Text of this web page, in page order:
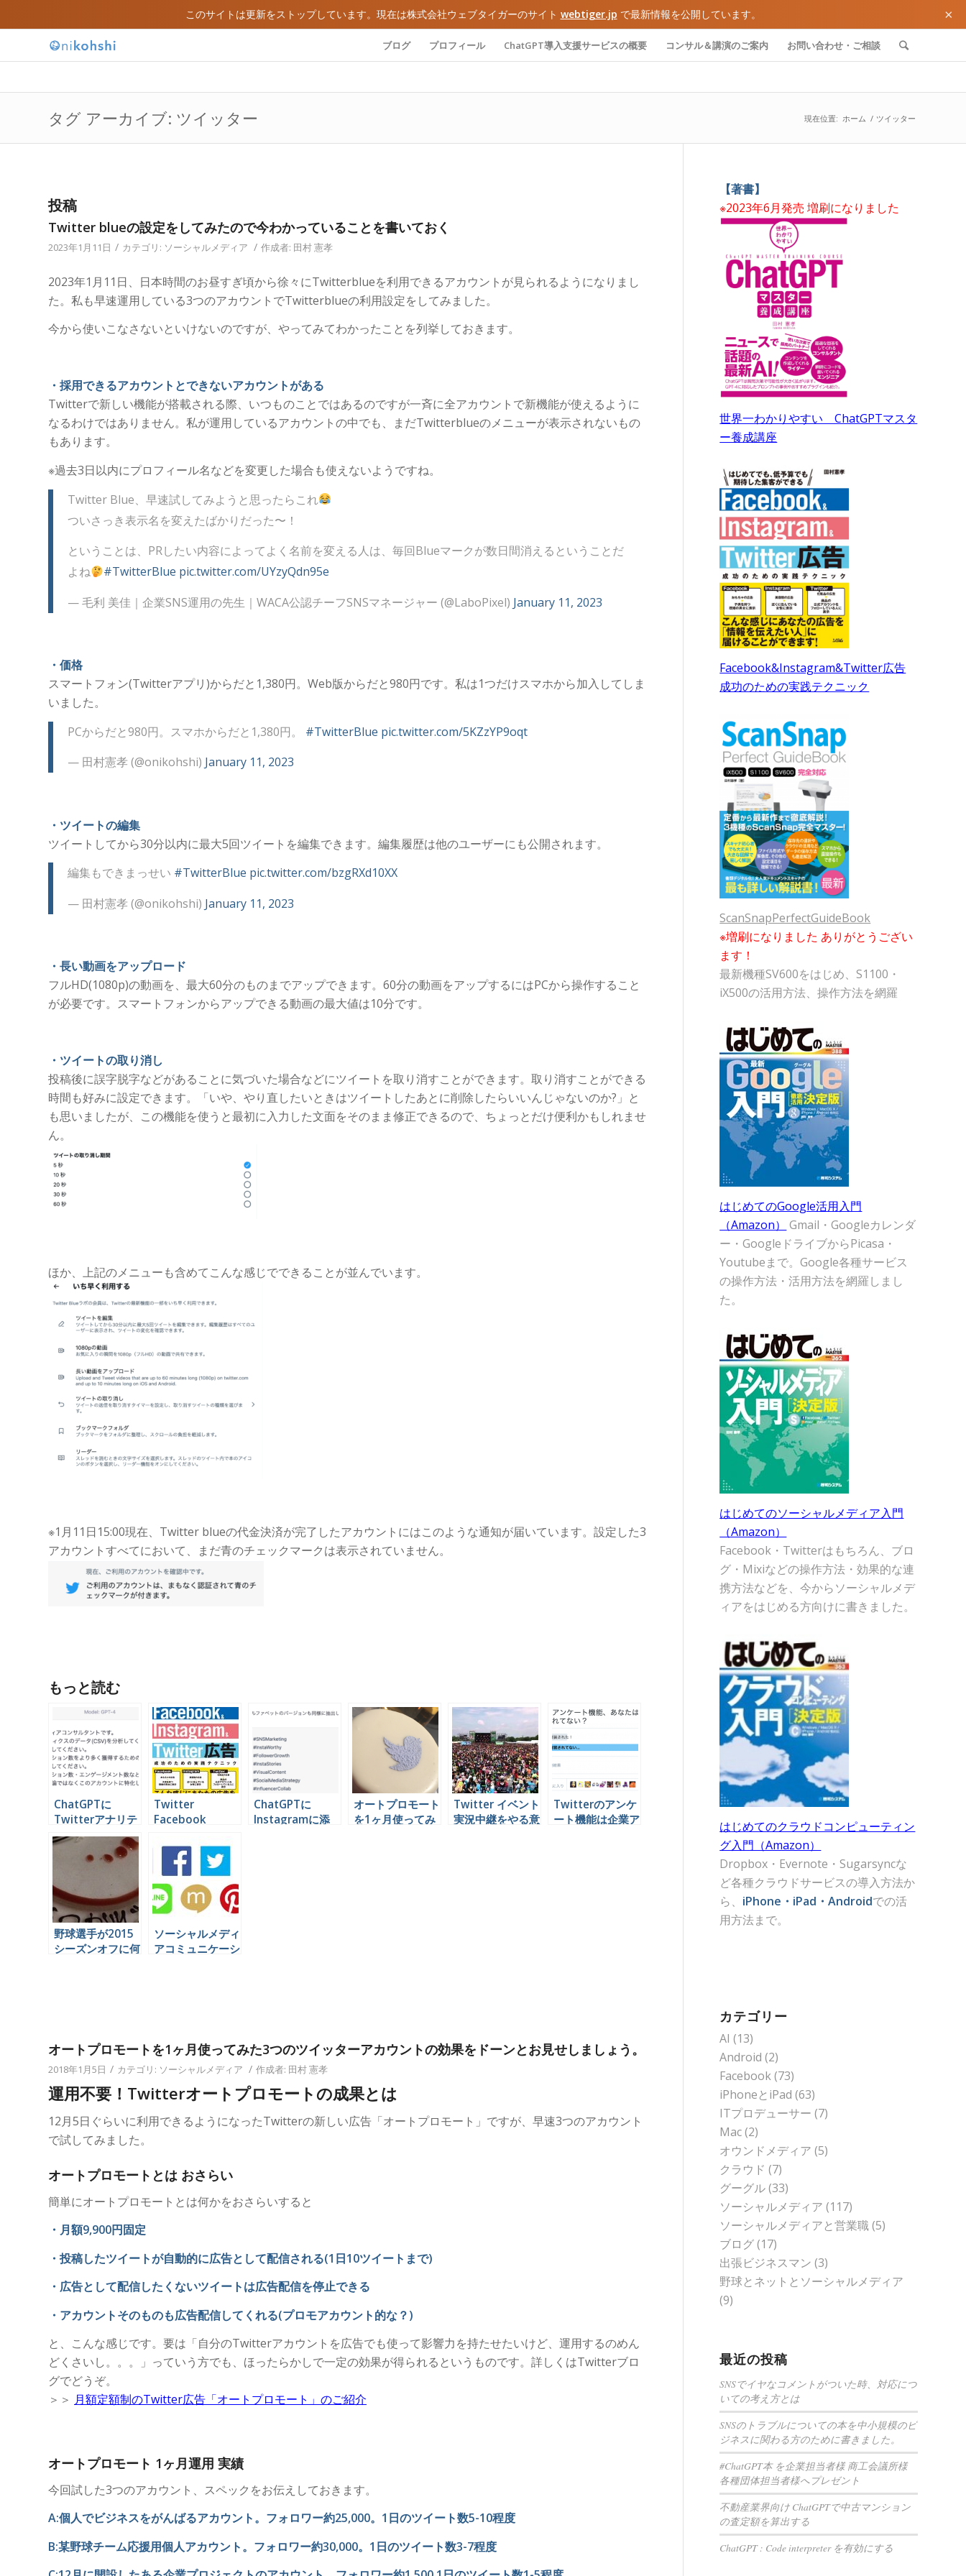
このサイトは更新をストップしています。現在は株式会社ウェブタイガーのサイト webtiger.jp で最新情報を公開しています。 ×
ブログ プロフィール ChatGPT導入支援サービスの概要 コンサル＆講演のご案内 お問い合わせ・ご相談
タグ アーカイブ: ツイッター 現在位置: ホーム / ツイッター
投稿
Twitter blueの設定をしてみたので今わかっていることを書いておく
2023年1月11日 / カテゴリ: ソーシャルメディア / 作成者: 田村 憲孝
2023年1月11日、日本時間のお昼すぎ頃から徐々にTwitterblueを利用できるアカウントが見られるようになりまし
た。私も早速運用している3つのアカウントでTwitterblueの利用設定をしてみました。
今から使いこなさないといけないのですが、やってみてわかったことを列挙しておきます。
・採用できるアカウントとできないアカウントがある
Twitterで新しい機能が搭載される際、いつものことではあるのですが一斉に全アカウントで新機能が使えるように
なるわけではありません。私が運用しているアカウントの中でも、まだTwitterblueのメニューが表示されないもの
もあります。
※過去3日以内にプロフィール名などを変更した場合も使えないようですね。
Twitter Blue、早速試してみようと思ったらこれ
ついさっき表示名を変えたばかりだった〜！
ということは、PRしたい内容によってよく名前を変える人は、毎回Blueマークが数日間消えるということだ
よね
#TwitterBlue pic.twitter.com/UYzyQdn95e
— 毛利 美佳｜企業SNS運用の先生｜WACA公認チーフSNSマネージャー (@LaboPixel) January 11, 2023
・価格
スマートフォン(Twitterアプリ)からだと1,380円。Web版からだと980円です。私は1つだけスマホから加入してしま
いました。
PCからだと980円。スマホからだと1,380円。 #TwitterBlue pic.twitter.com/5KZzYP9oqt
— 田村憲孝 (@onikohshi) January 11, 2023
・ツイートの編集
ツイートしてから30分以内に最大5回ツイートを編集できます。編集履歴は他のユーザーにも公開されます。
編集もできまっせい #TwitterBlue pic.twitter.com/bzgRXd10XX
— 田村憲孝 (@onikohshi) January 11, 2023
・長い動画をアップロード
フルHD(1080p)の動画を、最大60分のものまでアップできます。60分の動画をアップするにはPCから操作すること
が必要です。スマートフォンからアップできる動画の最大値は10分です。
・ツイートの取り消し
投稿後に誤字脱字などがあることに気づいた場合などにツイートを取り消すことができます。取り消すことができる
時間も好みに設定できます。「いや、やり直したいときはツイートしたあとに削除したらいいんじゃないのか?」と
も思いましたが、この機能を使うと最初に入力した文面をそのまま修正できるので、ちょっとだけ便利かもしれませ
ん。
ほか、上記のメニューも含めてこんな感じでできることが並んでいます。
※1月11日15:00現在、Twitter blueの代金決済が完了したアカウントにはこのような通知が届いています。設定した3
アカウントすべてにおいて、まだ青のチェックマークは表示されていません。
もっと読む
ChatGPTに
Twitterアナリテ
ィクスのデータを
読み込ませて分析
Twitter
Facebook
の本を出しました
#ソーシャル広告
の本
ChatGPTに
Instagramに添
オートプロモート
を1ヶ月使ってみ
Twitter イベント
実況中継をやる意
Twitterのアンケ
ート機能は企業ア
野球選手が2015
シーズンオフに何
ソーシャルメディ
アコミュニケーシ
オートプロモートを1ヶ月使ってみた3つのツイッターアカウントの効果をドーンとお見せしましょう。
2018年1月5日 / カテゴリ: ソーシャルメディア / 作成者: 田村 憲孝
運用不要！Twitterオートプロモートの成果とは
12月5日ぐらいに利用できるようになったTwitterの新しい広告「オートプロモート」ですが、早速3つのアカウント
で試してみました。
オートプロモートとは おさらい
簡単にオートプロモートとは何かをおさらいすると
・月額9,900円固定
・投稿したツイートが自動的に広告として配信される(1日10ツイートまで)
・広告として配信したくないツイートは広告配信を停止できる
・アカウントそのものも広告配信してくれる(プロモアカウント的な？)
と、こんな感じです。要は「自分のTwitterアカウントを広告でも使って影響力を持たせたいけど、運用するのめん
どくさいし。。。」っていう方でも、ほったらかしで一定の効果が得られるというものです。詳しくはTwitterブロ
グでどうぞ。
＞＞ 月額定額制のTwitter広告「オートプロモート」のご紹介
オートプロモート 1ヶ月運用 実績
今回試した3つのアカウント、スペックをお伝えしておきます。
A:個人でビジネスをがんばるアカウント。フォロワー約25,000。1日のツイート数5-10程度
B:某野球チーム応援用個人アカウント。フォロワー約30,000。1日のツイート数3-7程度
【著書】
※2023年6月発売 増刷になりました
世界一わかりやすい ChatGPTマスタ
ー養成講座
Facebook&Instagram&Twitter広告
成功のための実践テクニック
ScanSnapPerfectGuideBook
※増刷になりました ありがとうござい
ます！
最新機種SV600をはじめ、S1100・
iX500の活用方法、操作方法を網羅
はじめてのGoogle活用入門
（Amazon）
Gmail・Googleカレンダ
ー・GoogleドライブからPicasa・
Youtubeまで。Google各種サービス
の操作方法・活用方法を網羅しまし
た。
はじめてのソーシャルメディア入門
（Amazon）
Facebook・Twitterはもちろん、ブロ
グ・Mixiなどの操作方法・効果的な連
携方法などを、今からソーシャルメデ
ィアをはじめる方向けに書きました。
はじめてのクラウドコンピューティン
グ入門（Amazon）
Dropbox・Evernote・Sugarsyncな
ど各種クラウドサービスの導入方法か
ら、 iPhone・iPad・Androidでの活
用方法まで。
カテゴリー
AI (13)
Android (2)
Facebook(73)
iPhoneとiPad (63)
ITプロデューサー (7)
Mac(2)
オウンドメディア (5)
クラウド (7)
グーグル(33)
ソーシャルメディア (117)
ソーシャルメディアと営業職(5)
ブログ(17)
出張ビジネスマン (3)
野球とネットとソーシャルメディア
(9)
最近の投稿
SNSでイヤなコメントがついた時、対応につ
いての考え方とは
SNSのトラブルについての本を中小規模のビ
ジネスに関わる方のために書きました。
#ChatGPT本 を企業担当者様 商工会議所様
各種団体担当者様へプレゼント
不動産業界向け ChatGPTで中古マンション
の査定額を算出する
ChatGPT : Code interpreter を有効にする